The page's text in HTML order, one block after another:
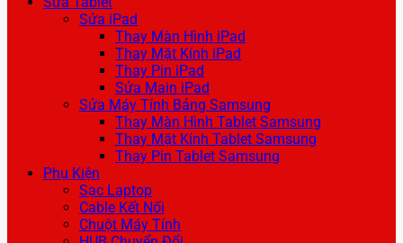
Sửa iPad
Thay Màn Hình iPad
Thay Mặt Kính iPad
Thay Pin iPad
Sửa Main iPad
Sửa Máy Tính Bảng Samsung
Thay Màn Hình Tablet Samsung
Thay Mặt Kính Tablet Samsung
Thay Pin Tablet Samsung
Phụ Kiện
Sạc Laptop
Cable Kết Nối
Chuột Máy Tính